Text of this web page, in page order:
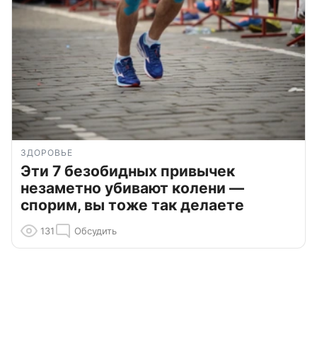
ЗДОРОВЬЕ
Эти 7 безобидных привычек
незаметно убивают колени —
спорим, вы тоже так делаете
131 Обсудить